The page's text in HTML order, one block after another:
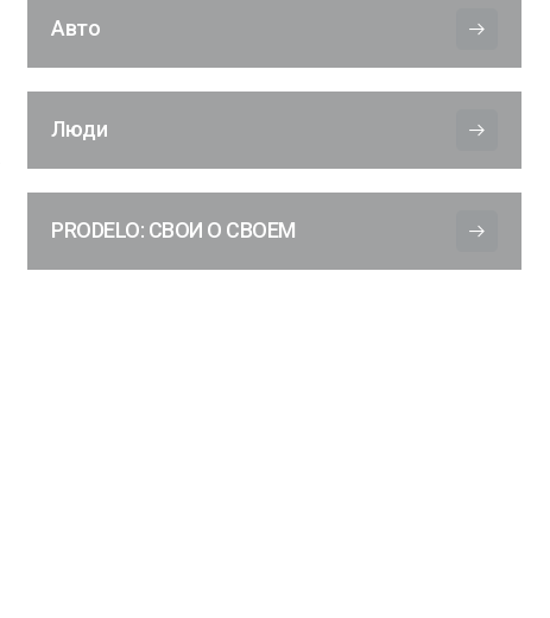
Авто
Люди
PRODELO: СВОИ О СВОЕМ